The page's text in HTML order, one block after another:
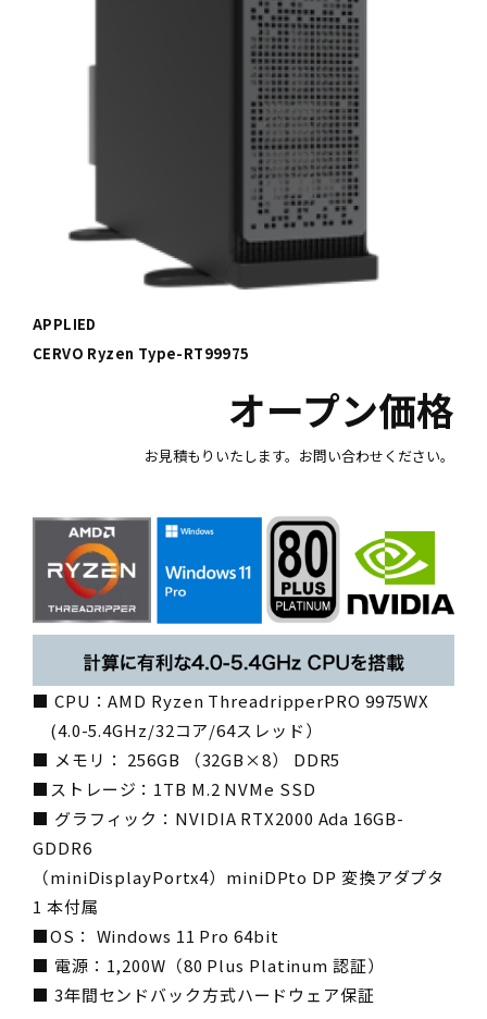
■ CPU：AMD Ryzen ThreadripperPRO 9975WX
(4.0-5.4GHz/32コア/64スレッド）
■ メモリ： 256GB （32GB×8） DDR5
■ストレージ：1TB M.2 NVMe SSD
■ グラフィック：NVIDIA RTX2000 Ada 16GB-
GDDR6
（miniDisplayPortx4）miniDPto DP 変換アダプタ
1 本付属
■OS： Windows 11 Pro 64bit
■ 電源：1,200W（80 Plus Platinum 認証）
■ 3年間センドバック方式ハードウェア保証
APPLIED
CERVO Ryzen Type-RT99975
オープン価格
お見積もりいたします。お問い合わせください。